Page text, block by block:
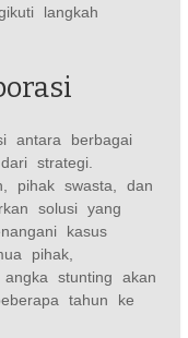
langkah
antara berbagai
strategi.
pihak swasta, dan
solusi yang
kasus
pihak,
stunting akan
tahun ke